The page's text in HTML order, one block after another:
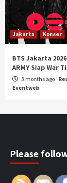
Jakarta Konser
BTS Jakarta
ARMY Siap War
3 months ago
Eventweb
Please